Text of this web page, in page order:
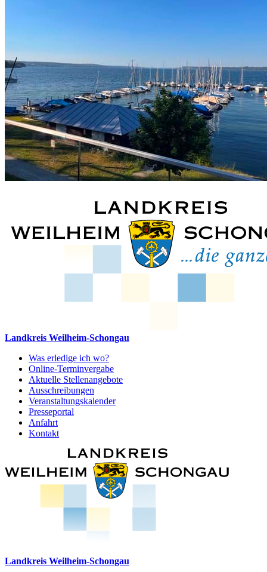
Landkreis Weilheim-Schongau
Was erledige ich wo?
Online-Terminvergabe
Aktuelle Stellenangebote
Ausschreibungen
Veranstaltungskalender
Presseportal
Anfahrt
Kontakt
Landkreis Weilheim-Schongau